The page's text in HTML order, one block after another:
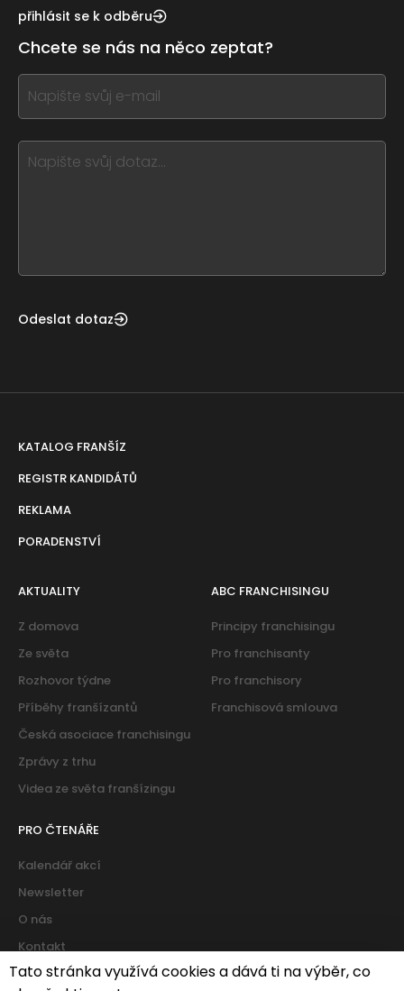
this,
this
form
field
blank
přihlásit se k odběru
Chcete se nás na něco zeptat?
If
you
this,
leave
Odeslat dotaz
KATALOG FRANŠÍZ
REGISTR KANDIDÁTŮ
REKLAMA
PORADENSTVÍ
AKTUALITY
Z domova
Ze světa
Rozhovor týdne
Příběhy franšízantů
Česká asociace franchisingu
Zprávy z trhu
Videa ze světa franšízingu
ABC FRANCHISINGU
Principy franchisingu
Pro franchisanty
Pro franchisory
Franchisová smlouva
PRO ČTENÁŘE
Kalendář akcí
Newsletter
O nás
Kontakt
Tato stránka využívá cookies a dává ti na výběr, co